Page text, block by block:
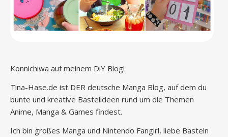
Konnichiwa auf meinem DiY Blog!
Tina-Hase.de ist DER deutsche Manga Blog, auf dem du
bunte und kreative Bastelideen rund um die Themen
Anime, Manga & Games findest.
Ich bin großes Manga und Nintendo Fangirl, liebe Basteln